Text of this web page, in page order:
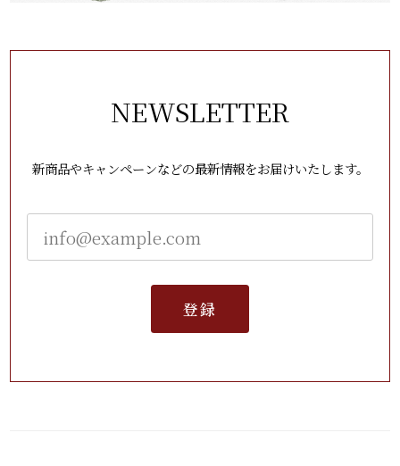
NEWSLETTER
新商品やキャンペーンなどの最新情報をお届けいたします。
登録